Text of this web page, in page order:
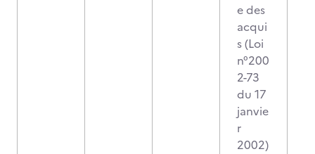
e des
acqui
s (Loi
n°200
2-73
du 17
janvie
r
2002)